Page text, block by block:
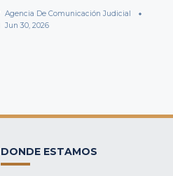
Agencia De Comunicación Judicial
Jun 30, 2026
DONDE ESTAMOS